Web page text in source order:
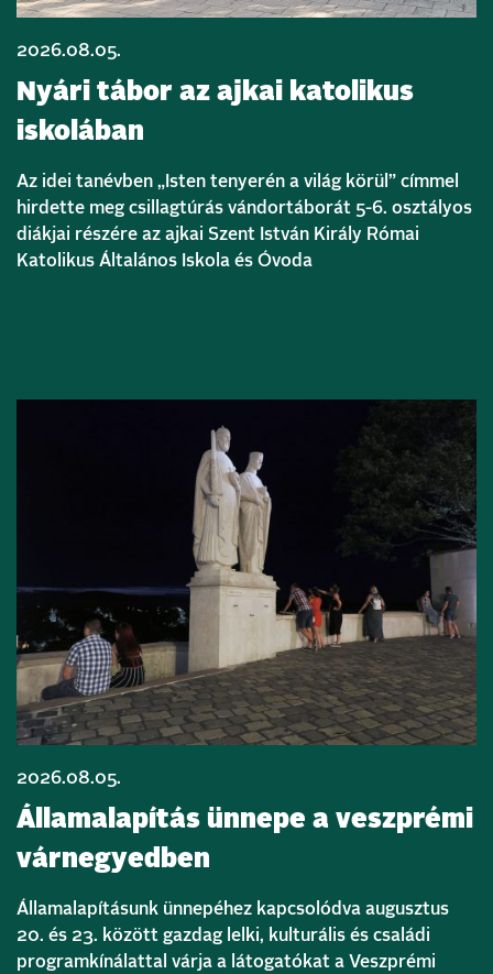
2026.08.05.
Nyári tábor az ajkai katolikus
iskolában
Az idei tanévben „Isten tenyerén a világ körül” címmel
hirdette meg csillagtúrás vándortáborát 5-6. osztályos
diákjai részére az ajkai Szent István Király Római
Katolikus Általános Iskola és Óvoda
2026.08.05.
Államalapítás ünnepe a veszprémi
várnegyedben
Államalapításunk ünnepéhez kapcsolódva augusztus
20. és 23. között gazdag lelki, kulturális és családi
programkínálattal várja a látogatókat a Veszprémi